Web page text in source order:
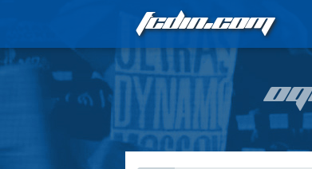
FCDIN.COM